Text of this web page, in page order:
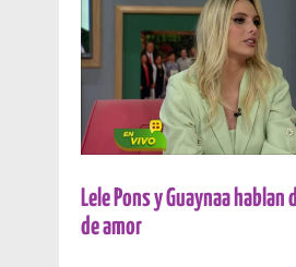
Lele Pons y Guaynaa
de amor